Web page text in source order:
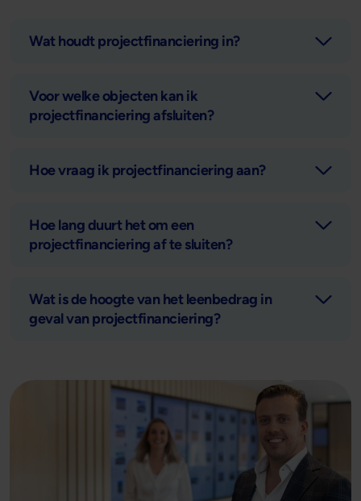
Wat houdt projectfinanciering in?
Voor welke objecten kan ik
projectfinanciering afsluiten?
Hoe vraag ik projectfinanciering aan?
Hoe lang duurt het om een
projectfinanciering af te sluiten?
Wat is de hoogte van het leenbedrag in
geval van projectfinanciering?